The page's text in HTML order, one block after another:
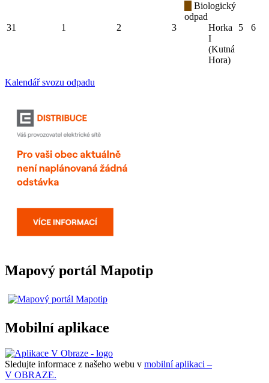
31 1 2 3
Biologický
odpad
Horka
I
(Kutná
Hora)
5 6
Kalendář svozu odpadu
Mapový portál Mapotip
Mobilní aplikace
Sledujte informace z našeho webu v mobilní aplikaci –
V OBRAZE.